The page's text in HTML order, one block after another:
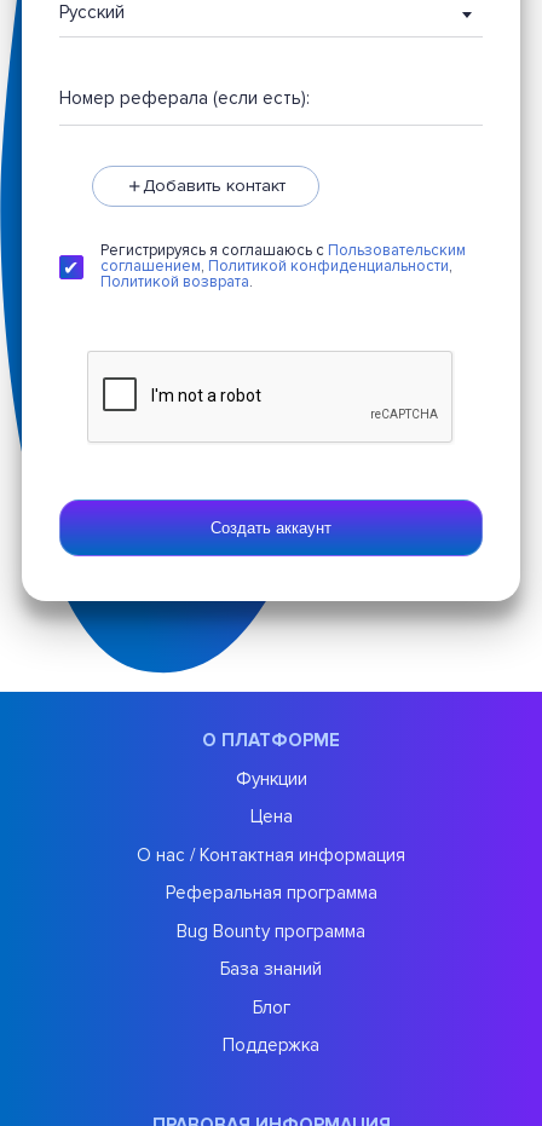
Русский
Номер реферала (если есть):
Добавить контакт
Регистрируясь я соглашаюсь с Пользовательским
соглашением, Политикой конфиденциальности,
Политикой возврата.
Создать аккаунт
О ПЛАТФОРМЕ
Функции
Цена
О нас / Контактная информация
Реферальная программа
Bug Bounty программа
База знаний
Блог
Поддержка